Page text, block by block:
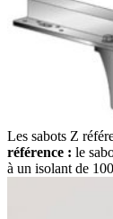
Les sabots Z
référence : le
à un isolant de